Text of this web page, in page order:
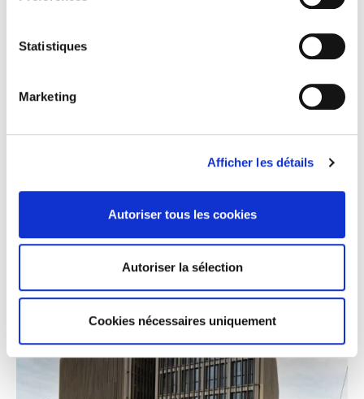
Statistiques
Marketing
Afficher les détails
Autoriser tous les cookies
Autoriser la sélection
Cookies nécessaires uniquement
MISES À JOUR DU
Aubervilliers, « Campus
Condorcet »